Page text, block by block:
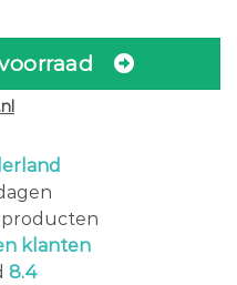
klanten
8.4